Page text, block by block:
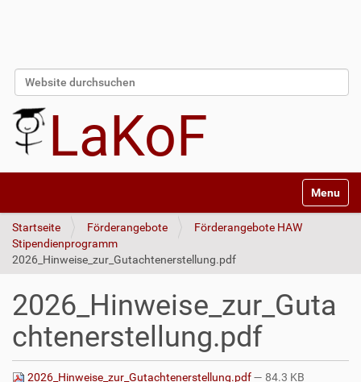
Website durchsuchen
LaKoF
Startseite Förderangebote
Förderangebote HAW
Stipendienprogramm
2026_Hinweise_zur_Gutachtenerstellung.pdf
2026_Hinweise_zur_Guta
chtenerstellung.pdf
2026_Hinweise_zur_Gutachtenerstellung.pdf— 84.3 KB